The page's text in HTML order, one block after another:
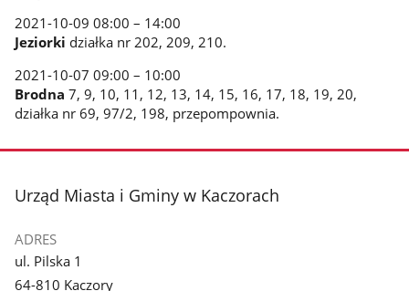
2021-10-09 08:00 – 14:00
Jeziorki działka nr 202, 209, 210.
2021-10-07 09:00 – 10:00
Brodna 7, 9, 10, 11, 12, 13, 14, 15, 16, 17, 18, 19, 20,
działka nr 69, 97/2, 198, przepompownia.
stopka
Urząd Miasta i Gminy w Kaczorach
ADRES
ul. Pilska 1
64-810 Kaczory